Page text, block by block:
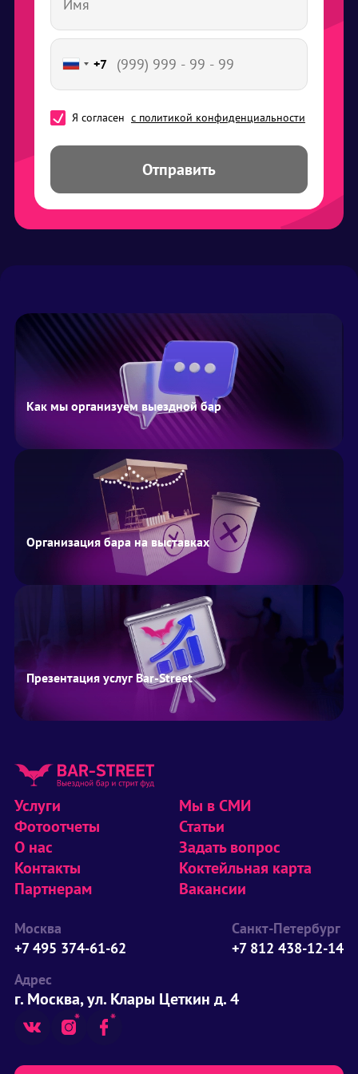
+7
Я согласен с политикой конфиденциальности
Отправить
Как мы организуем выездной бар
Организация бара на выставках
Презентация услуг Bar-Street
Услуги
Фотоотчеты
О нас
Контакты
Партнерам
Мы в СМИ
Статьи
Задать вопрос
Коктейльная карта
Вакансии
Москва
+7 495 374-61-62
Санкт-Петербург
+7 812 438-12-14
Адрес
г. Москва, ул. Клары Цеткин д. 4